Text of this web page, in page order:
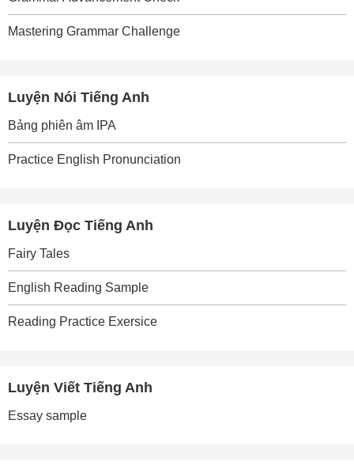
Mastering Grammar Challenge
Luyện Nói Tiếng Anh
Bảng phiên âm IPA
Practice English Pronunciation
Luyện Đọc Tiếng Anh
Fairy Tales
English Reading Sample
Reading Practice Exersice
Luyện Viết Tiếng Anh
Essay sample